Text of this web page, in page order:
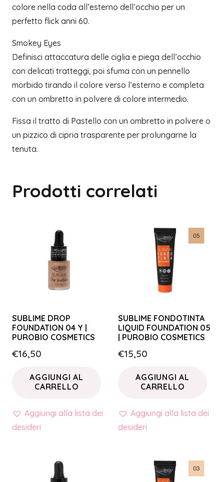
colore nella coda all’esterno dell’occhio per un
perfetto flick anni 60.
Smokey Eyes
Definisci attaccatura delle ciglia e piega dell’occhio
con delicati tratteggi, poi sfuma con un pennello
morbido tirando il colore verso l’esterno e completa
con un ombretto in polvere di colore intermedio.
Fissa il tratto di Pastello con un ombretto in polvere o
un pizzico di cipria trasparente per prolungarne la
tenuta.
Prodotti correlati
SUBLIME DROP
FOUNDATION 04 Y |
PUROBIO COSMETICS
€16,50
AGGIUNGI AL
CARRELLO
Aggiungi alla lista dei
desideri
SUBLIME FONDOTINTA
LIQUID FOUNDATION 05
| PUROBIO COSMETICS
€15,50
AGGIUNGI AL
CARRELLO
Aggiungi alla lista dei
desideri